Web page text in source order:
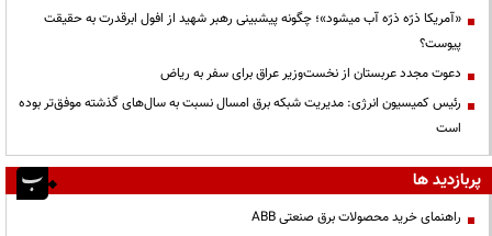
«آمریکا ذرّه ذرّه آب میشود»؛ چگونه پیشبینی رهبر شهید از افول ابرقدرت به حقیقت
پیوست؟
دعوت مجدد عربستان از نخست‌وزیر عراق برای سفر به ریاض
رئیس کمیسیون انرژی: مدیریت شبکه برق امسال نسبت به سال‌های گذشته موفق‌تر بوده
است
پربازدید ها
راهنمای خرید محصولات برق صنعتی ABB